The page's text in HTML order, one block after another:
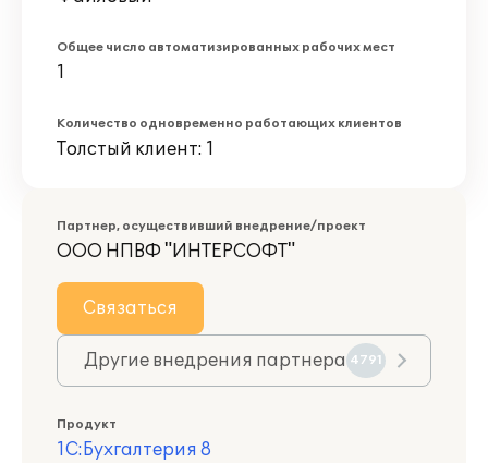
Общее число автоматизированных рабочих мест
1
Количество одновременно работающих клиентов
Толстый клиент: 1
Партнер, осуществивший внедрение/проект
ООО НПВФ "ИНТЕРСОФТ"
Связаться
Другие внедрения партнера 4791
Продукт
1С:Бухгалтерия 8